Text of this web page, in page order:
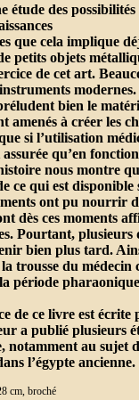
étude des
que cela implique
petits objets
de cet art.
bien le
amenés à créer les
si l’utilisation
qu’en
nous montre
ce qui est
ont pu nourrir
dès ces moments
Pourtant, plusieurs
bien plus tard.
trousse du médecin
période
de ce livre est
a publié plusieurs
notamment au sujet
l’égypte ancienne.
cm, broché